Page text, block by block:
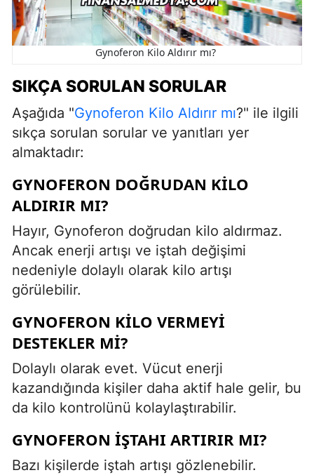
Gynoferon Kilo Aldırır mı?
SIKÇA SORULAN SORULAR
Aşağıda "Gynoferon Kilo Aldırır mı?" ile ilgili
sıkça sorulan sorular ve yanıtları yer
almaktadır:
GYNOFERON DOĞRUDAN KILO
ALDIRIR MI?
Hayır, Gynoferon doğrudan kilo aldırmaz.
Ancak enerji artışı ve iştah değişimi
nedeniyle dolaylı olarak kilo artışı
görülebilir.
GYNOFERON KILO VERMEYI
DESTEKLER MI?
Dolaylı olarak evet. Vücut enerji
kazandığında kişiler daha aktif hale gelir, bu
da kilo kontrolünü kolaylaştırabilir.
GYNOFERON IŞTAHI ARTIRIR MI?
Bazı kişilerde iştah artışı gözlenebilir.